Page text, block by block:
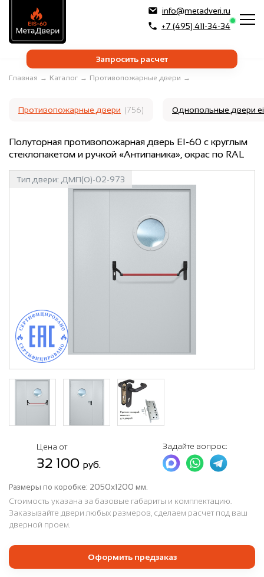
info@metadveri.ru
+7 (495) 411-34-34
Запросить расчет
Главная → Каталог → Противопожарные двери →
Противопожарные двери (756) Однопольные двери
Полуторная противопожарная дверь EI-60 с круглым
стеклопакетом и ручкой «Антипаника», окрас по RAL
Тип двери: ДМП(О)-02-973
Цена от
32 100 руб.
Задайте вопрос:
Размеры по коробке: 2050х1200 мм.
Стоимость указана за базовые габариты и комплектацию.
Заказывайте двери любых размеров, сделаем расчет под ваш
дверной проем.
Оформить предзаказ